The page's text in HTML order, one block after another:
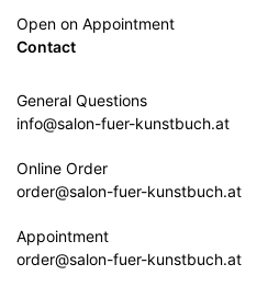
Open on Appointment
Contact
General Questions
info@salon-fuer-kunstbuch.at
Online Order
order@salon-fuer-kunstbuch.at
Appointment
order@salon-fuer-kunstbuch.at